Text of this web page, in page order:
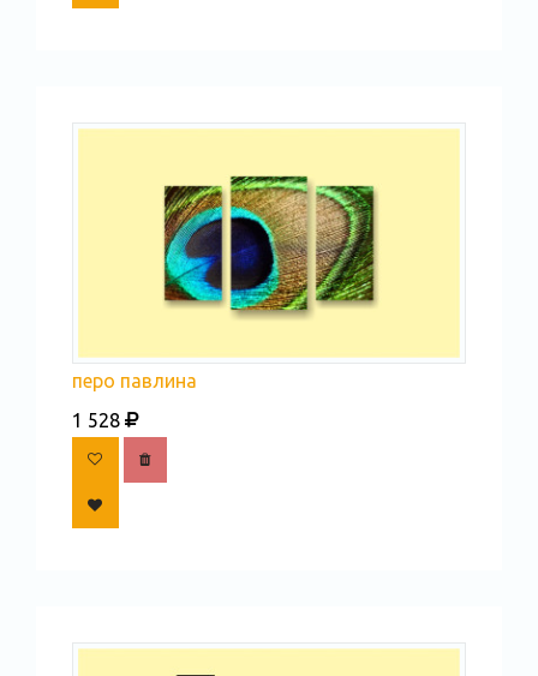
перо павлина
1 528